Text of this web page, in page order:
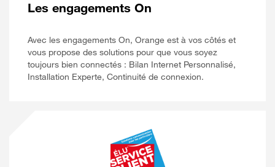
Les engagements On
Avec les engagements On, Orange est à vos côtés et
vous propose des solutions pour que vous soyez
toujours bien connectés : Bilan Internet Personnalisé,
Installation Experte, Continuité de connexion.